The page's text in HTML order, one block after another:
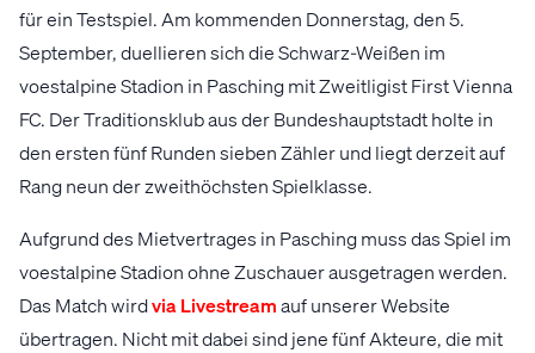
für ein Testspiel. Am kommenden Donnerstag, den 5.
September, duellieren sich die Schwarz-Weißen im
voestalpine Stadion in Pasching mit Zweitligist First Vienna
FC. Der Traditionsklub aus der Bundeshauptstadt holte in
den ersten fünf Runden sieben Zähler und liegt derzeit auf
Rang neun der zweithöchsten Spielklasse.
Aufgrund des Mietvertrages in Pasching muss das Spiel im
voestalpine Stadion ohne Zuschauer ausgetragen werden.
Das Match wirdvia Livestreamauf unserer Website
übertragen. Nicht mit dabei sind jene fünf Akteure, die mit